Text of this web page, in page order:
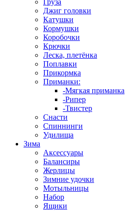
Груза
Джиг головки
Катушки
Кормушки
Коробочки
Крючки
Леска, плетёнка
Поплавки
Прикормка
Приманки:
-Мягкая приманка
-Рипер
-Твистер
Снасти
Спиннинги
Удилища
Зима
Аксессуары
Балансиры
Жерлицы
Зимние удочки
Мотыльницы
Набор
Ящики